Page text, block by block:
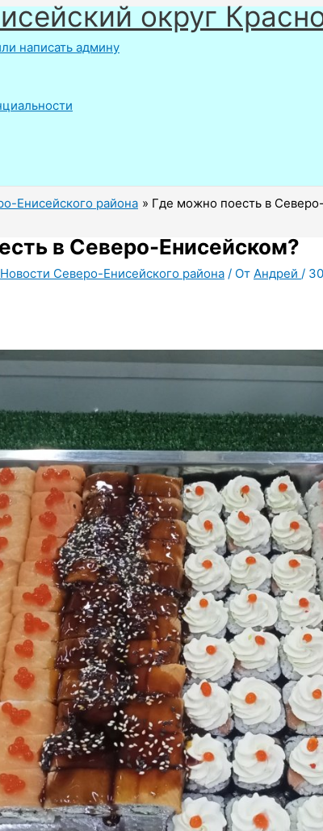
округ
написать админу
Енисейского района Где можно поесть в
в Северо-Енисейском?
Новости Северо-Енисейского района / От Андрей /